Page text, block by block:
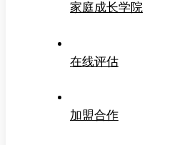
家庭成长学院
在线评估
加盟合作